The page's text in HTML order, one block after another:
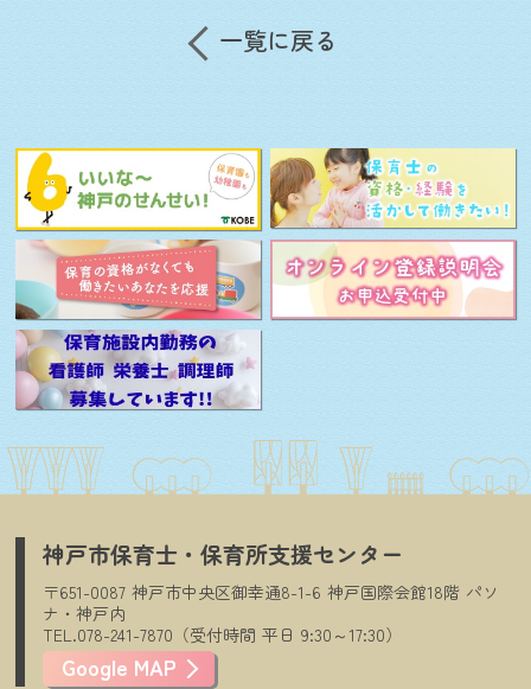
一覧に戻る
神戸市保育士・保育所支援センター
〒651-0087 神戸市中央区御幸通8-1-6 神戸国際会館18階 パソ
ナ・神戸内
TEL.078-241-7870（受付時間 平日 9:30～17:30）
Google MAP